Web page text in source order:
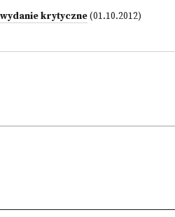
krytyczne(01.10.2012)